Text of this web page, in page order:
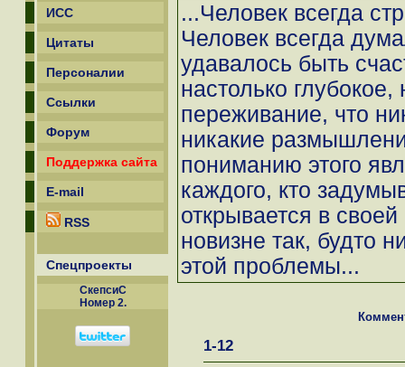
ИСС
Цитаты
Персоналии
Ссылки
Форум
Поддержка сайта
E-mail
RSS
Спецпроекты
СкепсиС
Номер 2.
...Человек всегда
Человек всегда
удавалось быть
настолько
переживание, что
никакие
пониманию этого
каждого, кто
открывается в
новизне так, будто
этой проблемы...
1-12